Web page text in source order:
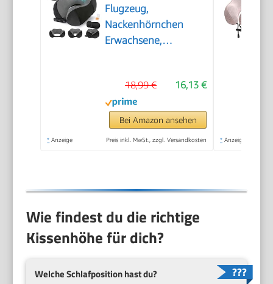
Flugzeug,
Nackenhörnchen
Erwachsene,
Kompaktes
Nackenkissen Reise,
Ergonomisches Weich
Atmungsaktiv mit
16,13 €
18,99 €
Bei Amazon ansehen
* Anzeige Preis inkl. MwSt., zzgl. Versandkosten * Anzeige
Wie findest du die richtige
Kissenhöhe für dich?
Welche Schlafposition hast du?